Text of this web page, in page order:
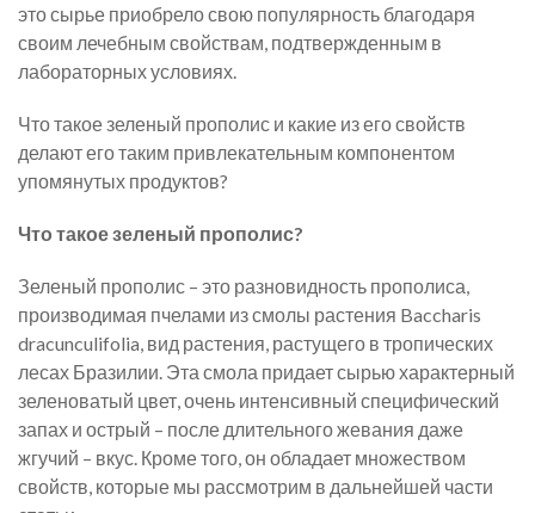
это сырье приобрело свою популярность благодаря
своим лечебным свойствам, подтвержденным в
лабораторных условиях.
Что такое зеленый прополис и какие из его свойств
делают его таким привлекательным компонентом
упомянутых продуктов?
Что такое зеленый прополис?
Зеленый прополис – это разновидность прополиса,
производимая пчелами из смолы растения Baccharis
dracunculifolia, вид растения, растущего в тропических
лесах Бразилии. Эта смола придает сырью характерный
зеленоватый цвет, очень интенсивный специфический
запах и острый – после длительного жевания даже
жгучий – вкус. Кроме того, он обладает множеством
свойств, которые мы рассмотрим в дальнейшей части